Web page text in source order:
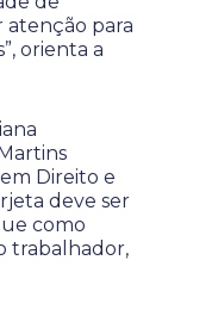
atenção para
orienta a
Direito e
deve ser
como
trabalhador,